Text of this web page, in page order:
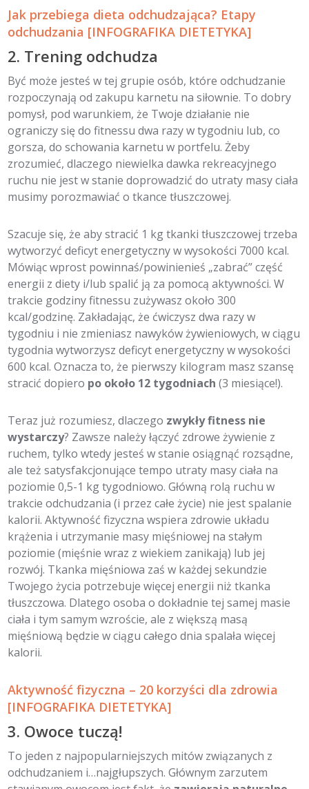
Jak przebiega dieta odchudzająca? Etapy
odchudzania [INFOGRAFIKA DIETETYKA]
2. Trening odchudza
Być może jesteś w tej grupie osób, które odchudzanie
rozpoczynają od zakupu karnetu na siłownie. To dobry
pomysł, pod warunkiem, że Twoje działanie nie
ograniczy się do fitnessu dwa razy w tygodniu lub, co
gorsza, do schowania karnetu w portfelu. Żeby
zrozumieć, dlaczego niewielka dawka rekreacyjnego
ruchu nie jest w stanie doprowadzić do utraty masy ciała
musimy porozmawiać o tkance tłuszczowej.
Szacuje się, że aby stracić 1 kg tkanki tłuszczowej trzeba
wytworzyć deficyt energetyczny w wysokości 7000 kcal.
Mówiąc wprost powinnaś/powinienieś „zabrać” część
energii z diety i/lub spalić ją za pomocą aktywności. W
trakcie godziny fitnessu zużywasz około 300
kcal/godzinę. Zakładając, że ćwiczysz dwa razy w
tygodniu i nie zmieniasz nawyków żywieniowych, w ciągu
tygodnia wytworzysz deficyt energetyczny w wysokości
600 kcal. Oznacza to, że pierwszy kilogram masz szansę
stracić dopiero po około 12 tygodniach (3 miesiące!).
Teraz już rozumiesz, dlaczego zwykły fitness nie
wystarczy? Zawsze należy łączyć zdrowe żywienie z
ruchem, tylko wtedy jesteś w stanie osiągnąć rozsądne,
ale też satysfakcjonujące tempo utraty masy ciała na
poziomie 0,5-1 kg tygodniowo. Główną rolą ruchu w
trakcie odchudzania (i przez całe życie) nie jest spalanie
kalorii. Aktywność fizyczna wspiera zdrowie układu
krążenia i utrzymanie masy mięśniowej na stałym
poziomie (mięśnie wraz z wiekiem zanikają) lub jej
rozwój. Tkanka mięśniowa zaś w każdej sekundzie
Twojego życia potrzebuje więcej energii niż tkanka
tłuszczowa. Dlatego osoba o dokładnie tej samej masie
ciała i tym samym wzroście, ale z większą masą
mięśniową będzie w ciągu całego dnia spalała więcej
kalorii.
Aktywność fizyczna – 20 korzyści dla zdrowia
[INFOGRAFIKA DIETETYKA]
3. Owoce tuczą!
To jeden z najpopularniejszych mitów związanych z
odchudzaniem i…najgłupszych. Głównym zarzutem